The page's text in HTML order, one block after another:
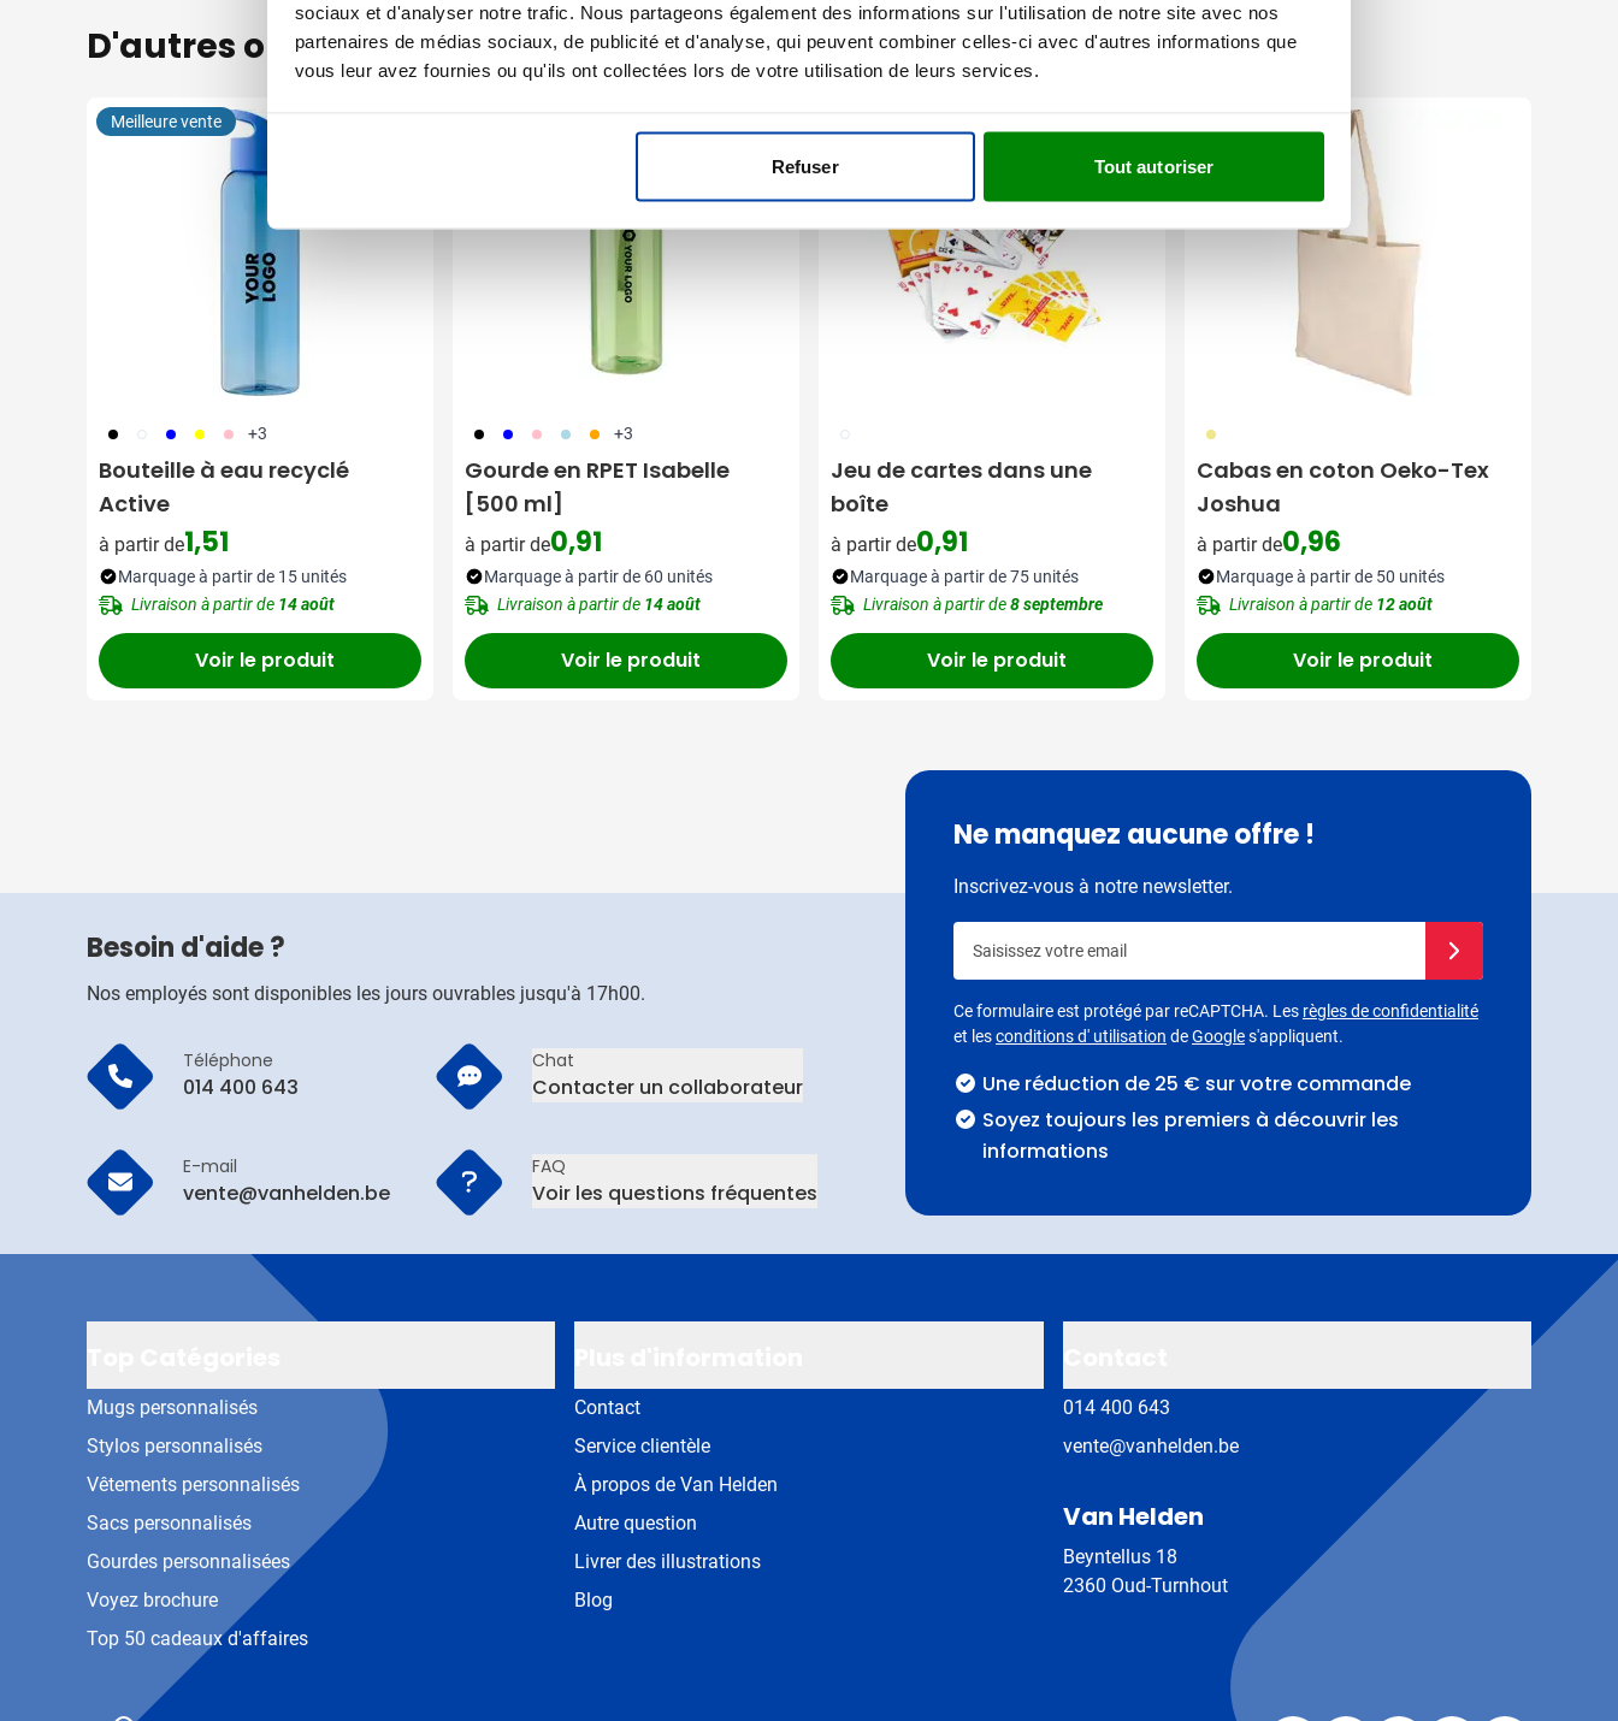
sociaux et d'analyser notre trafic. Nous partageons également des informations sur l'utilisation de notre site avec nos
partenaires de médias sociaux, de publicité et d'analyse, qui peuvent combiner celles-ci avec d'autres informations que
vous leur avez fournies ou qu'ils ont collectées lors de votre utilisation de leurs services.
Refuser Tout autoriser
D'autres ont aussi regardé
001 002 005 006 017 +3
Bouteille à eau recyclé
Active
à partir de1,51
Meilleure vente
Marquage à partir de 15 unités
Livraison à partir de 14 août
Voir le produit
001 005 017 018 007 +3
Gourde en RPET Isabelle
[500 ml]
à partir de0,91
Marquage à partir de 60 unités
Livraison à partir de 14 août
Voir le produit
009
Jeu de cartes dans une
boîte
à partir de0,91
Marquage à partir de 75 unités
Livraison à partir de8 septembre
Voir le produit
013
Cabas en coton Oeko-Tex
Joshua
à partir de0,96
Marquage à partir de 50 unités
Livraison à partir de 12 août
Voir le produit
Besoin d'aide ?
Nos employés sont disponibles les jours ouvrables jusqu'à 17h00.
Téléphone
014 400 643
Chat
Contacter un collaborateur
E-mail
vente@vanhelden.be
FAQ
Voir les questions fréquentes
Ne manquez aucune offre !
Inscrivez-vous à notre newsletter.
Ce formulaire est protégé par reCAPTCHA. Les règles de confidentialité
et lesconditions d' utilisation deGoogles'appliquent.
Une réduction de 25 € sur votre commande
Soyez toujours les premiers à découvrir les
informations
Mugs personnalisés
Stylos personnalisés
Vêtements personnalisés
Sacs personnalisés
Gourdes personnalisées
Voyez brochure
Top 50 cadeaux d'affaires
Contact
Service clientèle
À propos de Van Helden
Autre question
Livrer des illustrations
Blog
014 400 643
vente@vanhelden.be
Van Helden
Beyntellus 18
2360 Oud-Turnhout